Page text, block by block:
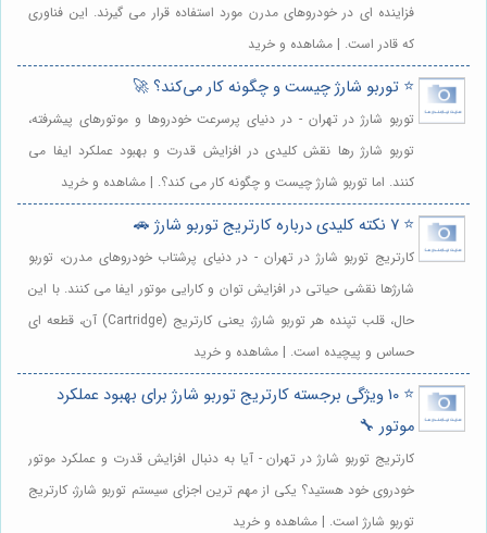
فزاینده ای در خودروهای مدرن مورد استفاده قرار می گیرند. این فناوری
که قادر است. | مشاهده و خرید
⭐️ توربو شارژ چیست و چگونه کار می‌کند؟ 🚀
توربو شارژ در تهران - در دنیای پرسرعت خودروها و موتورهای پیشرفته،
توربو شارژ رها نقش کلیدی در افزایش قدرت و بهبود عملکرد ایفا می
کنند. اما توربو شارژ چیست و چگونه کار می کند؟. | مشاهده و خرید
⭐️ 7 نکته کلیدی درباره کارتریج توربو شارژ 🚗
کارتریج توربو شارژ در تهران - در دنیای پرشتاب خودروهای مدرن، توربو
شارژها نقشی حیاتی در افزایش توان و کارایی موتور ایفا می کنند. با این
حال، قلب تپنده هر توربو شارژ، یعنی کارتریج (Cartridge) آن، قطعه ای
حساس و پیچیده است. | مشاهده و خرید
⭐️ 10 ویژگی برجسته کارتریج توربو شارژ برای بهبود عملکرد
موتور 🔧
کارتریج توربو شارژ در تهران - آیا به دنبال افزایش قدرت و عملکرد موتور
خودروی خود هستید؟ یکی از مهم ترین اجزای سیستم توربو شارژ، کارتریج
توربو شارژ است. | مشاهده و خرید